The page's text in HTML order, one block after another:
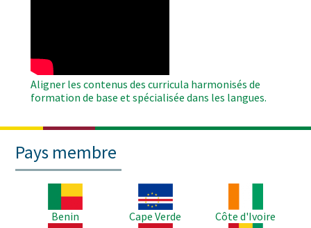
Aligner les contenus des curricula harmonisés de
formation de base et spécialisée dans les langues.
Pays membre
Benin
Image
Cape Verde
Côte d'Ivoire